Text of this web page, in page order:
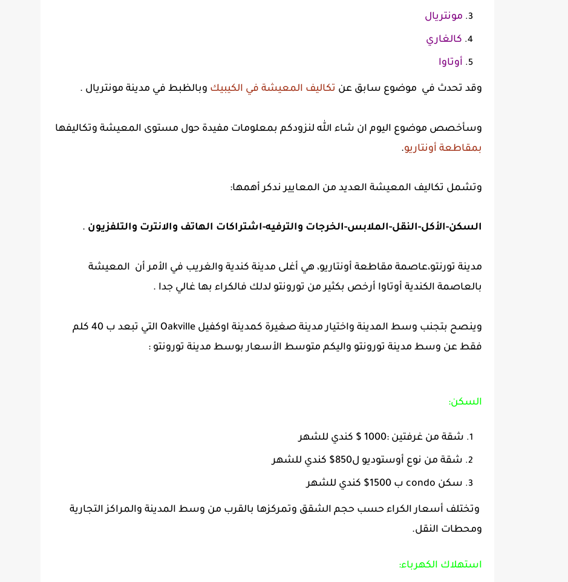
مونتريال
كالغاري
أوتاوا
وقد تحدث في موضوع سابق عن تكاليف المعيشة في الكيبيك وبالظبط في مدينة مونتريال .
وسأخصص موضوع اليوم ان شاء الله لنزودكم بمعلومات مفيدة حول مستوى المعيشة وتكاليفها
بمقاطعة أونتاريو.
وتشمل تكاليف المعيشة العديد من المعايير ندكر أهمها:
السكن-الأكل-النقل-الملابس-الخرجات والترفيه-اشتراكات الهاتف والانترت والتلفزيون .
مدينة تورنتو،عاصمة مقاطعة أونتاريو، هي أغلى مدينة كندية والغريب في الأمر أن المعيشة
بالعاصمة الكندية أوتاوا أرخص بكثير من تورونتو لدلك فالكراء بها غالي جدا .
وينصح بتجنب وسط المدينة واختيار مدينة صغيرة كمدينة اوكفيل Oakville التي تبعد ب 40 كلم
فقط عن وسط مدينة تورونتو واليكم متوسط الأسعار بوسط مدينة تورونتو :
السكن:
شقة من غرفتين :1000 $ كندي للشهر
شقة من نوع أوستوديو ل850$ كندي للشهر
سكن condo ب 1500$ كندي للشهر
وتختلف أسعار الكراء حسب حجم الشقق وتمركزها بالقرب من وسط المدينة والمراكز التجارية
ومحطات النقل.
استهلاك الكهرباء: